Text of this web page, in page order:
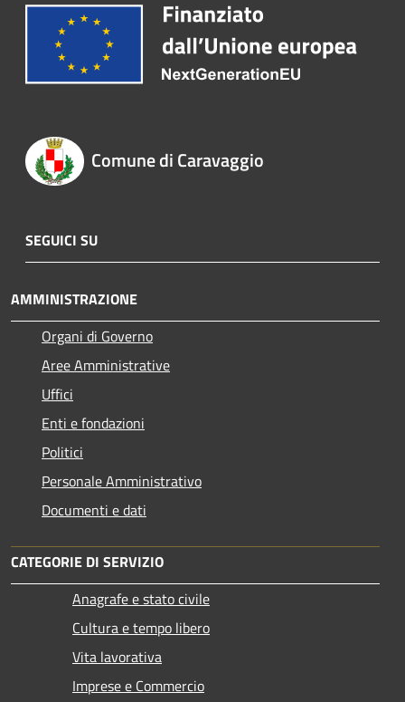
Comune di Caravaggio
SEGUICI SU
AMMINISTRAZIONE
Organi di Governo
Aree Amministrative
Uffici
Enti e fondazioni
Politici
Personale Amministrativo
Documenti e dati
CATEGORIE DI SERVIZIO
Anagrafe e stato civile
Cultura e tempo libero
Vita lavorativa
Imprese e Commercio